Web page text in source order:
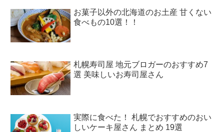
お菓子以外の北海道のお土産 甘くない
食べもの10選！！
札幌寿司屋 地元ブロガーのおすすめ7
選 美味しいお寿司屋さん
実際に食べた！ 札幌でおすすめのおい
しいケーキ屋さん まとめ 19選